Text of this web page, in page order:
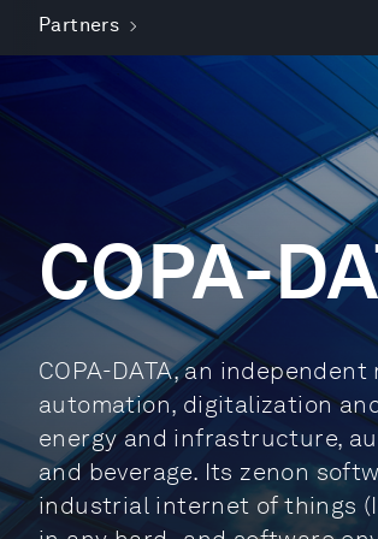
Partners
COPA-
COPA-DATA, an
automation, digitalization
energy and infrastructure,
and beverage. Its zenon
industrial internet of things